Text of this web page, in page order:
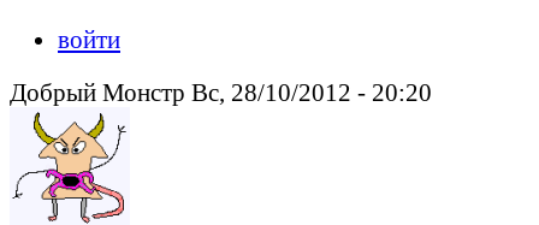
войти
Добрый Монстр Вс, 28/10/2012 - 20:20